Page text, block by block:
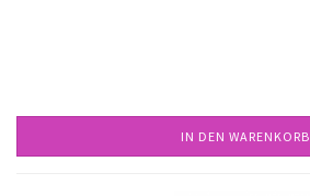
IN DEN WARENKORB